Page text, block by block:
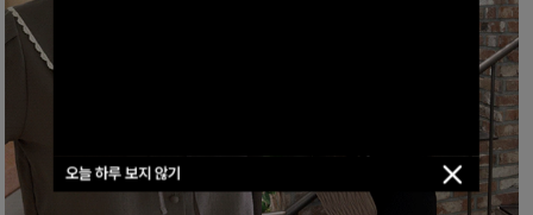
오늘 하루 보지 않기